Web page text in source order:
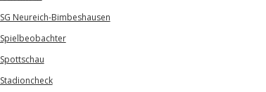
SG Neureich-Bimbeshausen
Spielbeobachter
Spottschau
Stadioncheck